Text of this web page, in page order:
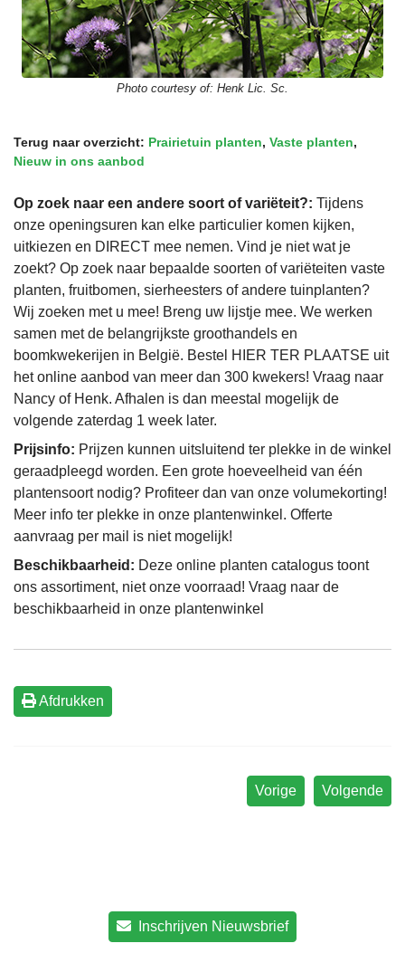
Photo courtesy of: Henk Lic. Sc.
Terug naar overzicht: Prairietuin planten, Vaste planten,
Nieuw in ons aanbod
Op zoek naar een andere soort of variëteit?: Tijdens
onze openingsuren kan elke particulier komen kijken,
uitkiezen en DIRECT mee nemen. Vind je niet wat je
zoekt? Op zoek naar bepaalde soorten of variëteiten vaste
planten, fruitbomen, sierheesters of andere tuinplanten?
Wij zoeken met u mee! Breng uw lijstje mee. We werken
samen met de belangrijkste groothandels en
boomkwekerijen in België. Bestel HIER TER PLAATSE uit
het online aanbod van meer dan 300 kwekers! Vraag naar
Nancy of Henk. Afhalen is dan meestal mogelijk de
volgende zaterdag 1 week later.
Prijsinfo: Prijzen kunnen uitsluitend ter plekke in de winkel
geraadpleegd worden. Een grote hoeveelheid van één
plantensoort nodig? Profiteer dan van onze volumekorting!
Meer info ter plekke in onze plantenwinkel. Offerte
aanvraag per mail is niet mogelijk!
Beschikbaarheid: Deze online planten catalogus toont
ons assortiment, niet onze voorraad! Vraag naar de
beschikbaarheid in onze plantenwinkel
Afdrukken
Volgende
Vorige
Inschrijven Nieuwsbrief